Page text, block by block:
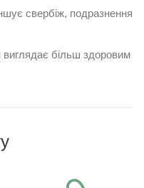
свербіж, подразнення
виглядає більш здоровим